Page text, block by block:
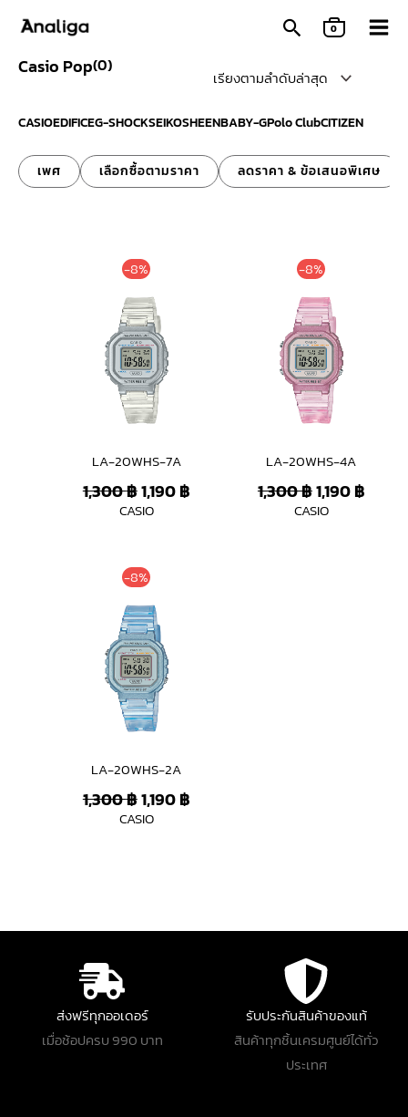
content
0
Casio Pop(0)
CASIOEDIFICEG-SHOCKSEIKOSHEENBABY-GPolo ClubCITIZEN
เพศ เลือกซื้อตามราคา ลดราคา & ข้อเสนอพิเศษ
-8%
LA-20WHS-7A
1,300฿
Original
was:
1,300 ฿.
1,190฿
CASIO
-8%
LA-20WHS-4A
1,300฿
Original
was:
1,300 ฿.
1,190฿
CASIO
-8%
LA-20WHS-2A
1,300฿
Original
was:
1,300 ฿.
1,190฿
CASIO
ส่งฟรีทุกออเดอร์
เมื่อช้อปครบ 990 บาท
รับประกันสินค้าของแท้
สินค้าทุกชิ้นเครมศูนย์ได้ทั่ว
ประเทศ